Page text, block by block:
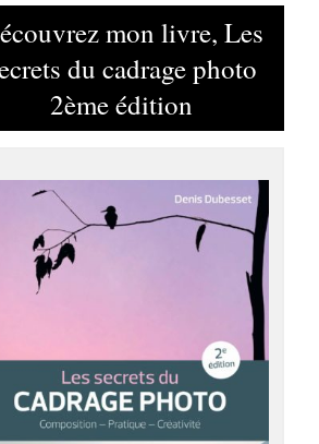
mon livre, Les
du cadrage photo
2ème édition